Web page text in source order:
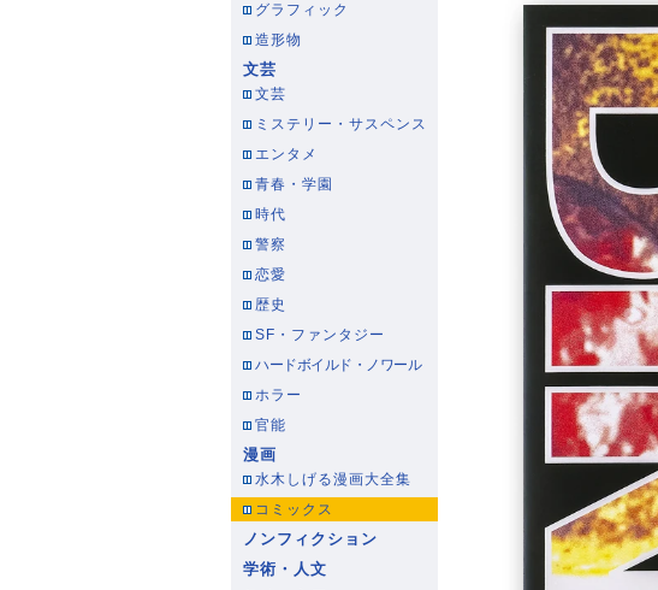
グラフィック
造形物
文芸
文芸
ミステリー・サスペンス
エンタメ
青春・学園
時代
警察
恋愛
歴史
SF・ファンタジー
ハードボイルド・ノワール
ホラー
官能
漫画
水木しげる漫画大全集
コミックス
ノンフィクション
学術・人文